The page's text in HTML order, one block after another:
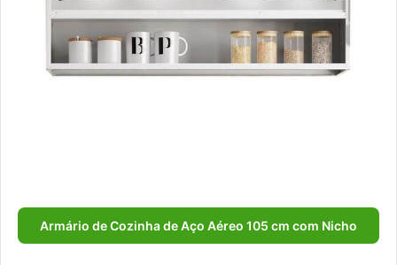
Armário de Cozinha de Aço Aéreo 105 cm com Nicho